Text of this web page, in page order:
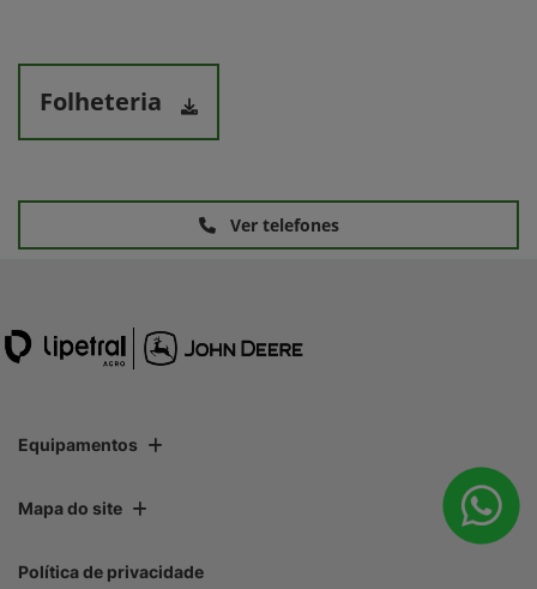
Folheteria
Ver telefones
Equipamentos
Mapa do site
Política de privacidade